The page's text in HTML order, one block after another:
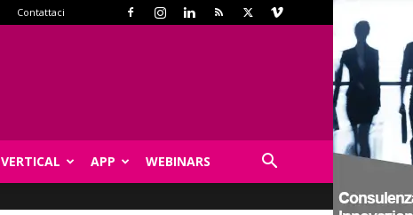
Contattaci
VERTICAL APP WEBINARS